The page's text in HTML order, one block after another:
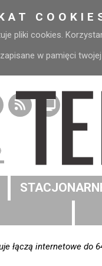
pliki cookies.
w pamięci
łączą internetowe do